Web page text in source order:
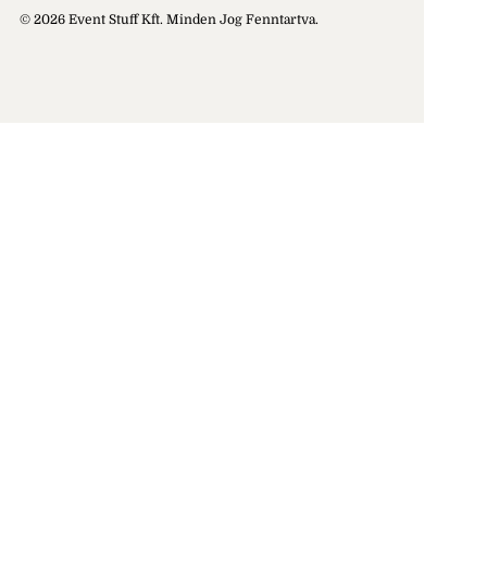
© 2026 Event Stuff Kft. Minden Jog Fenntartva.